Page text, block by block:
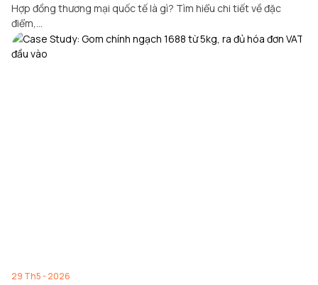
Hợp đồng thương mại quốc tế là gì? Tìm hiểu chi tiết về đặc
điểm,…
29 Th5 - 2026